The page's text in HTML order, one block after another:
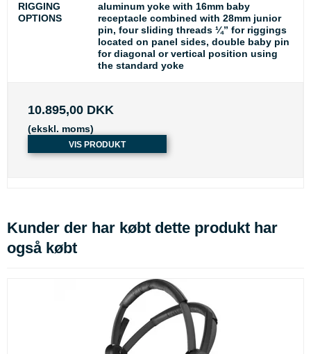
RIGGING
OPTIONS
aluminum yoke with 16mm baby
receptacle combined with 28mm junior
pin, four sliding threads ¼” for riggings
located on panel sides, double baby pin
for diagonal or vertical position using
the standard yoke
10.895,00 DKK
(ekskl. moms)
VIS PRODUKT
Kunder der har købt dette produkt har
også købt